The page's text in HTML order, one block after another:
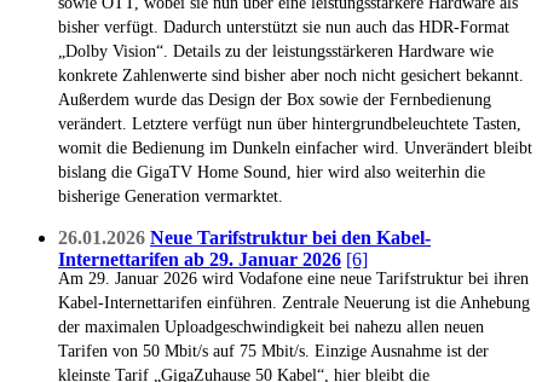
bisher verfügt. Dadurch unterstützt sie nun auch das HDR-Format
„Dolby Vision“. Details zu der leistungsstärkeren Hardware wie
konkrete Zahlenwerte sind bisher aber noch nicht gesichert bekannt.
Außerdem wurde das Design der Box sowie der Fernbedienung
verändert. Letztere verfügt nun über hintergrundbeleuchtete Tasten,
womit die Bedienung im Dunkeln einfacher wird. Unverändert bleibt
bislang die GigaTV Home Sound, hier wird also weiterhin die
bisherige Generation vermarktet.
26.01.2026 Neue Tarifstruktur bei den Kabel-
Internettarifen ab 29. Januar 2026 [6]
Am 29. Januar 2026 wird Vodafone eine neue Tarifstruktur bei ihren
Kabel-Internettarifen einführen. Zentrale Neuerung ist die Anhebung
der maximalen Uploadgeschwindigkeit bei nahezu allen neuen
Tarifen von 50 Mbit/s auf 75 Mbit/s. Einzige Ausnahme ist der
kleinste Tarif „GigaZuhause 50 Kabel“, hier bleibt die